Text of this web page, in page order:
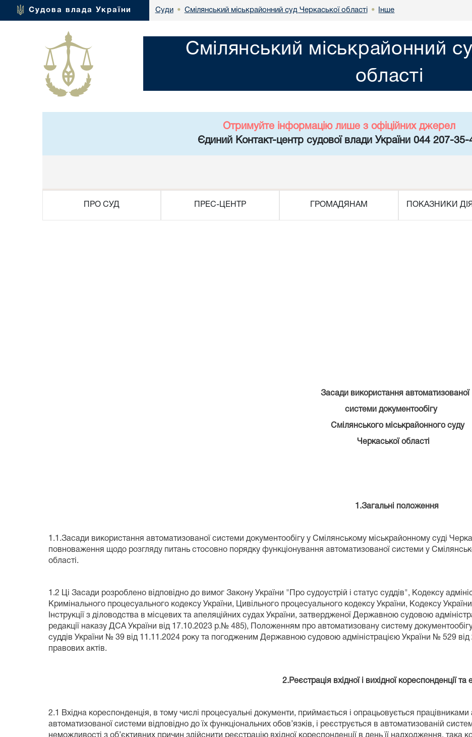
Судова влада України Суди • Смілянський міськрайонний суд Черкаської області • Інше
Смілянський міськрайонний
області
Отримуйте інформацію лише з офіційних джерел
Єдиний Контакт-центр судової влади України 044 207-35-
ПРО СУД ПРЕС-ЦЕНТР ГРОМАДЯНАМ ПОКАЗНИКИ
Засади використання автоматизованої
системи документообігу
Смілянського міськрайонного суду
Черкаської області
1.Загальні положення
1.1.Засади використання автоматизованої системи документообігу у Смілянському міськрайонному суді
повноваження щодо розгляду питань стосовно порядку функціонування автоматизованої системи у
області.
1.2 Ці Засади розроблено відповідно до вимог Закону України "Про судоустрій і статус суддів", Кодексу
Кримінального процесуального кодексу України, Цивільного процесуального кодексу України, Кодексу
Інструкції з діловодства в місцевих та апеляційних судах України, затвердженої Державною судовою
редакції наказу ДСА України від 17.10.2023 р.№ 485), Положенням про автоматизовану систему
суддів України № 39 від 11.11.2024 року та погодженим Державною судовою адміністрацією України № 529
правових актів.
2.Реєстрація вхідної і вихідної кореспонденції та етапів
2.1 Вхідна кореспонденція, в тому числі процесуальні документи, приймається і опрацьовується
автоматизованої системи відповідно до їх функціональних обов’язків, і реєструється в автоматизованій
неможливості з об’єктивних причин здійснити реєстрацію вхідної кореспонденції в день її надходження, така